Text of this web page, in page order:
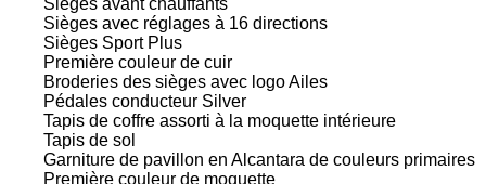
Sièges avec réglages à 16 directions
Sièges Sport Plus
Première couleur de cuir
Broderies des sièges avec logo Ailes
Pédales conducteur Silver
Tapis de coffre assorti à la moquette intérieure
Tapis de sol
Garniture de pavillon en Alcantara de couleurs primaires
Première couleur de moquette